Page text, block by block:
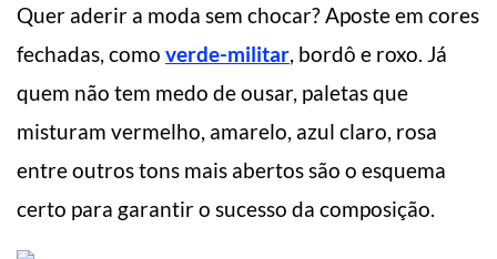
Quer aderir a moda sem chocar? Aposte em cores
fechadas, como verde-militar, bordô e roxo. Já
quem não tem medo de ousar, paletas que
misturam vermelho, amarelo, azul claro, rosa
entre outros tons mais abertos são o esquema
certo para garantir o sucesso da composição.